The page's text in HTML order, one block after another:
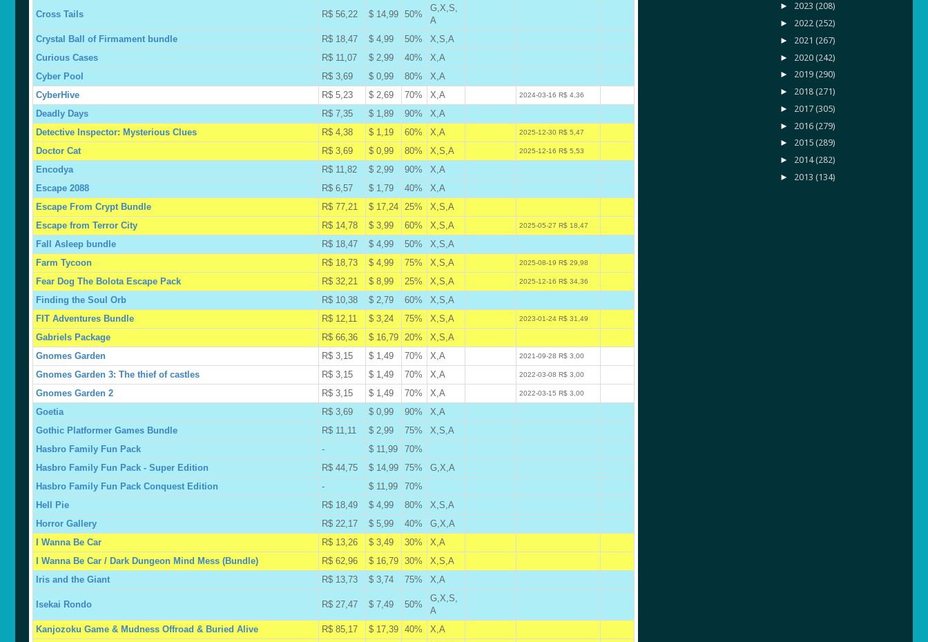
Cross Tails R$ 56,22 $ 14,99 50%
G,X,S,
A
Crystal Ball of Firmament bundle R$ 18,47 $ 4,99 50% X,S,A
Curious Cases
R$ 11,07 $ 2,99 40% X,A
Cyber Pool
R$ 3,69 $ 0,99 80% X,A
CyberHive
R$ 5,23 $ 2,69 70% X,A 2024-03-16 R$ 4,36
Deadly Days
R$ 7,35 $ 1,89 90% X,A
Detective Inspector: Mysterious Clues
R$ 4,38 $ 1,19 60% X,A 2025-12-30 R$ 5,47
Doctor Cat
R$ 3,69 $ 0,99 80% X,S,A 2025-12-16 R$ 5,53
Encodya
R$ 11,82 $ 2,99 90% X,A
Escape 2088
R$ 6,57 $ 1,79 40% X,A
Escape From Crypt Bundle
R$ 77,21 $ 17,24 25% X,S,A
Escape from Terror City
R$ 14,78 $ 3,99 60% X,S,A 2025-05-27 R$ 18,47
Fall Asleep bundle
R$ 18,47 $ 4,99 50% X,S,A
Farm Tycoon
R$ 18,73 $ 4,99 75% X,S,A 2025-08-19 R$ 29,98
Fear Dog The Bolota Escape Pack
R$ 32,21 $ 8,99 25% X,S,A 2025-12-16 R$ 34,36
Finding the Soul Orb
R$ 10,38 $ 2,79 60% X,S,A
FIT Adventures Bundle
R$ 12,11 $ 3,24 75% X,S,A 2023-01-24 R$ 31,49
Gabriels Package
R$ 66,36 $ 16,79 20% X,S,A
Gnomes Garden
R$ 3,15 $ 1,49 70% X,A 2021-09-28 R$ 3,00
Gnomes Garden 3: The thief of castles
R$ 3,15 $ 1,49 70% X,A 2022-03-08 R$ 3,00
Gnomes Garden 2
R$ 3,15 $ 1,49 70% X,A 2022-03-15 R$ 3,00
Goetia
R$ 3,69 $ 0,99 90% X,A
Gothic Platformer Games Bundle
R$ 11,11 $ 2,99 75% X,S,A
Hasbro Family Fun Pack
- $ 11,99 70%
Hasbro Family Fun Pack - Super Edition
R$ 44,75 $ 14,99 75% G,X,A
Hasbro Family Fun Pack Conquest Edition
- $ 11,99 70%
Hell Pie
R$ 18,49 $ 4,99 80% X,S,A
Horror Gallery
R$ 22,17 $ 5,99 40% G,X,A
I Wanna Be Car
R$ 13,26 $ 3,49 30% X,A
I Wanna Be Car / Dark Dungeon Mind Mess (Bundle)
R$ 62,96 $ 16,79 30% X,S,A
Iris and the Giant
R$ 13,73 $ 3,74 75% X,A
Isekai Rondo R$ 27,47 $ 7,49 50%
G,X,S,
A
Kanjozoku Game & Mudness Offroad & Buried Alive R$ 85,17 $ 17,39 40% X,A
► 2023(208)
► 2022(252)
► 2021(267)
► 2020(242)
► 2019(290)
► 2018(271)
► 2017(305)
► 2016(279)
► 2015(289)
► 2014(282)
► 2013(134)